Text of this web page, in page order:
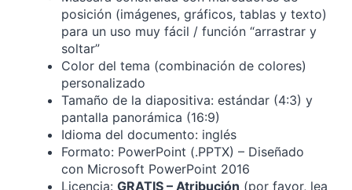
posición (imágenes, gráficos, tablas y texto)
para un uso muy fácil / función “arrastrar y
soltar”
Color del tema (combinación de colores)
personalizado
Tamaño de la diapositiva: estándar (4:3) y
pantalla panorámica (16:9)
Idioma del documento: inglés
Formato: PowerPoint (.PPTX) – Diseñado
con Microsoft PowerPoint 2016
Licencia: GRATIS – Atribución (por favor, lea